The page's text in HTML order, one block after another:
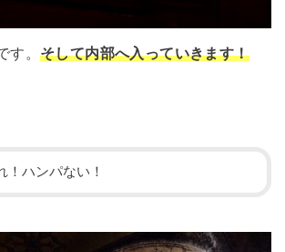
す。 そして内部へ入っていきます！
！ハンパない！